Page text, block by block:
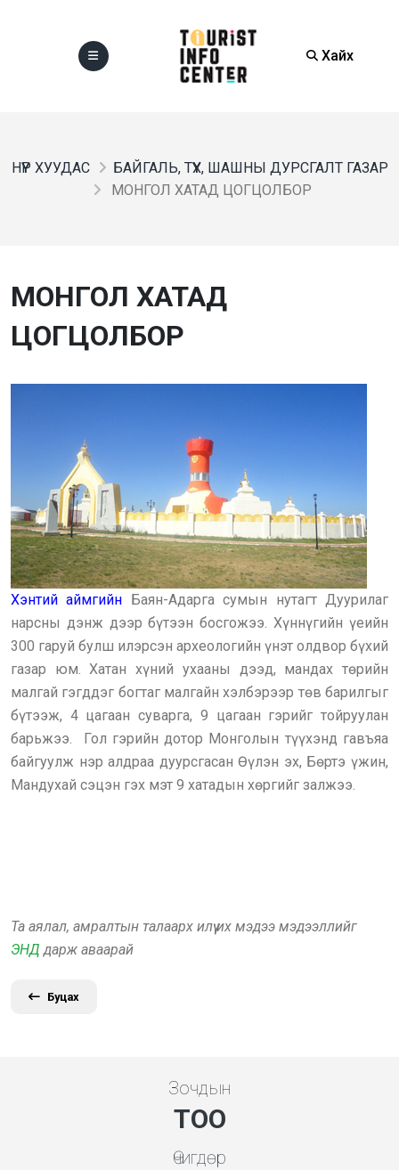
Хайх
НҮҮР ХУУДАС
БАЙГАЛЬ, ТҮҮХ, ШАШНЫ ДУРСГАЛТ ГАЗАР
МОНГОЛ ХАТАД ЦОГЦОЛБОР
МОНГОЛ ХАТАД
ЦОГЦОЛБОР
Хэнтий аймгийн Баян-Адарга сумын нутагт Дуурилаг
нарсны дэнж дээр бүтээн босгожээ. Хүннүгийн үеийн
300 гаруй булш илэрсэн археологийн үнэт олдвор бүхий
газар юм. Хатан хүний ухааны дээд, мандах төрийн
малгай гэгддэг богтаг малгайн хэлбэрээр төв барилгыг
бүтээж, 4 цагаан суварга, 9 цагаан гэрийг тойруулан
барьжээ. Гол гэрийн дотор Монголын түүхэнд гавъяа
байгуулж нэр алдраа дуурсгасан Өүлэн эх, Бөртэ үжин,
Мандухай сэцэн гэх мэт 9 хатадын хөргийг залжээ.
Та аялал, амралтын талаарх илүү их мэдээ мэдээллийг
ЭНД дарж аваарай
Буцах
Зочдын
ТОО
Өчигдөр